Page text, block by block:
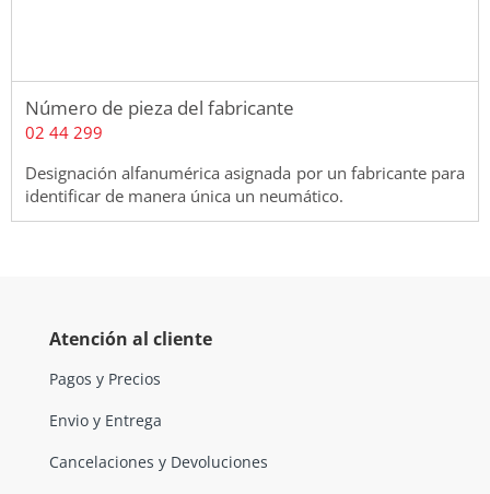
Número de pieza del fabricante
02 44 299
Designación alfanumérica asignada por un fabricante para
identificar de manera única un neumático.
Atención al cliente
Pagos y Precios
Envio y Entrega
Cancelaciones y Devoluciones